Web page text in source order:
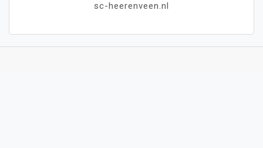
sc-heerenveen.nl